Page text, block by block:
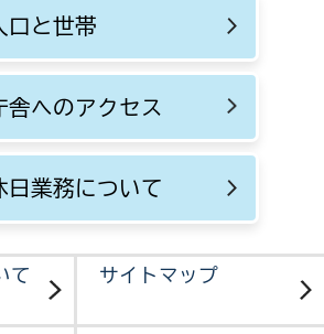
口と世帯
舎へのアクセス
日業務について
て サイトマップ